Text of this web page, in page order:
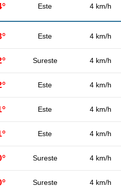
Este 4 km/h
Este 4 km/h
Sureste 4 km/h
Este 4 km/h
Este 4 km/h
Este 4 km/h
Sureste 4 km/h
Sureste 4 km/h